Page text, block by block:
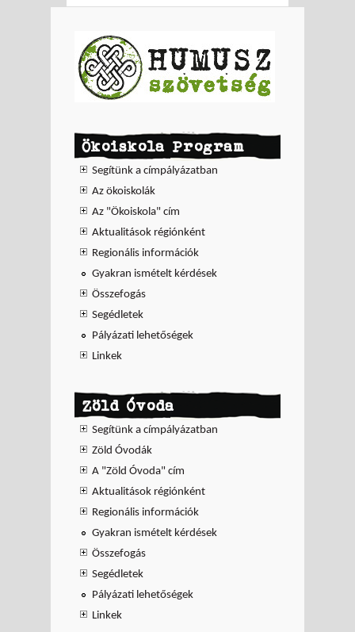
Ökoiskola Program
Segítünk a címpályázatban
Az ökoiskolák
Az "Ökoiskola" cím
Aktualitások régiónként
Regionális információk
Gyakran ismételt kérdések
Összefogás
Segédletek
Pályázati lehetőségek
Linkek
Zöld Óvoda
Segítünk a címpályázatban
Zöld Óvodák
A "Zöld Óvoda" cím
Aktualitások régiónként
Regionális információk
Gyakran ismételt kérdések
Összefogás
Segédletek
Pályázati lehetőségek
Linkek